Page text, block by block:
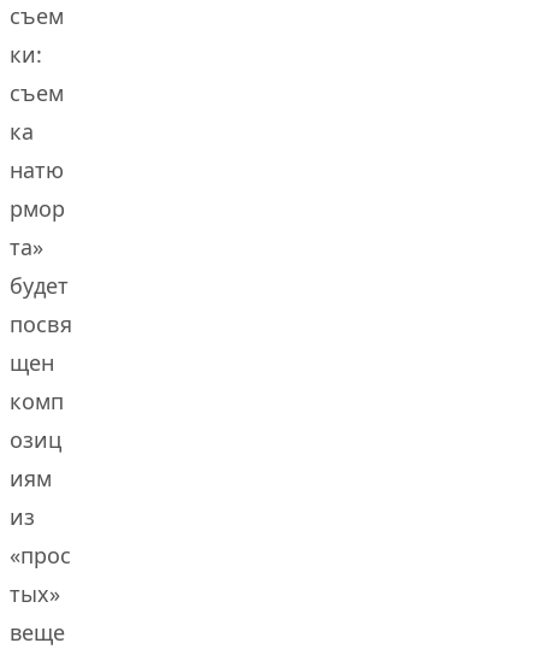
съем
ки:
съем
ка
натю
рмор
та»
будет
посвя
щен
комп
озиц
иям
из
«прос
тых»
веще